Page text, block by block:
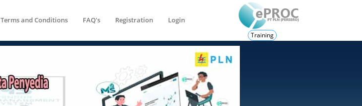
Training
Terms and Conditions FAQ's Registration Login